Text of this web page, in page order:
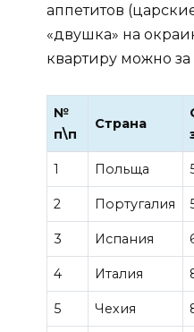
аппетитов
«двушка» на
квартиру можно за
№
п\п
Страна
1 Польща
2 Португалия
3 Испания
4 Италия
5 Чехия